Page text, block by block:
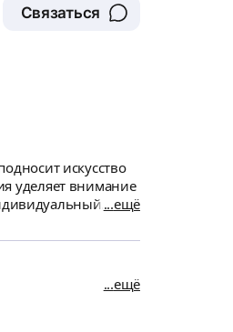
Связаться
искусство
ещё
ещё